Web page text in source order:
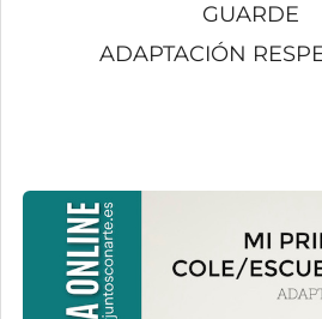
GUARDE
ADAPTACIÓN